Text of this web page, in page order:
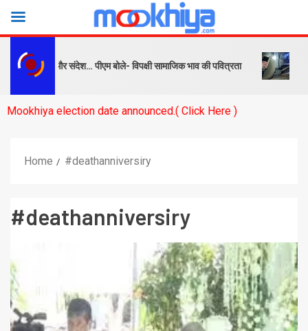
को सबक और संदेश… पीएम बोले- विपक्षी सामाजिक भाव की पवित्रता
election date announced.( Click Here )
Home #deathanniversiry
#deathanniversiry